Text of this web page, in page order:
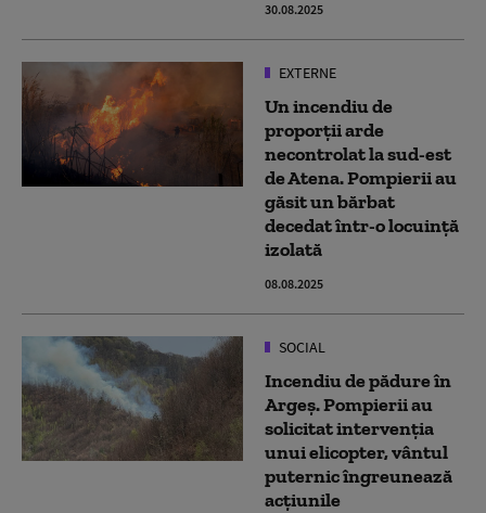
30.08.2025
EXTERNE
Un incendiu de
proporţii arde
necontrolat la sud-est
de Atena. Pompierii au
găsit un bărbat
decedat într-o locuință
izolată
08.08.2025
SOCIAL
Incendiu de pădure în
Argeș. Pompierii au
solicitat intervenția
unui elicopter, vântul
puternic îngreunează
acțiunile